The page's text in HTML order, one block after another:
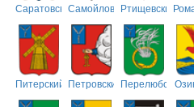
СаратовскийСамойловскийРтищевский
Питерский ПетровскийПерелюбский